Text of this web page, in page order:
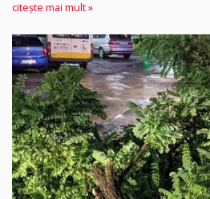
citește mai mult »